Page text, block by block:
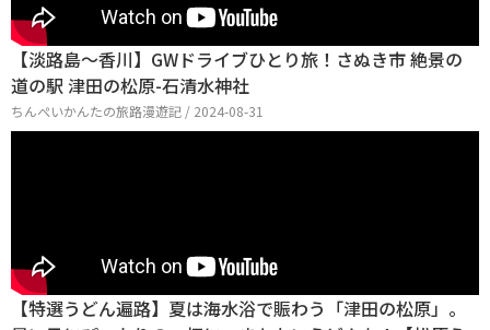
【淡路島～香川】GWドライブひとり旅！さぬき市 絶景の
道の駅 津田の松原-石清水神社
ちんぺいかんたの旅路漫遊記 / 2024-08-31
【特選うどん遍路】夏は海水浴で賑わう「津田の松原」。